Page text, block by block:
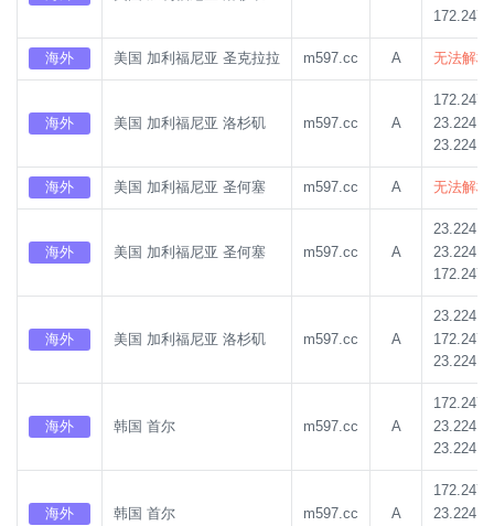
海外 美国 加利福尼亚 圣克拉拉 m597.cc A 无法解析
海外 美国 加利福尼亚 洛杉矶 m597.cc A
海外 美国 加利福尼亚 圣何塞 m597.cc A 无法解析
海外 美国 加利福尼亚 圣何塞 m597.cc A
海外 美国 加利福尼亚 洛杉矶 m597.cc A
海外 韩国 首尔 m597.cc A
海外 韩国 首尔 m597.cc A